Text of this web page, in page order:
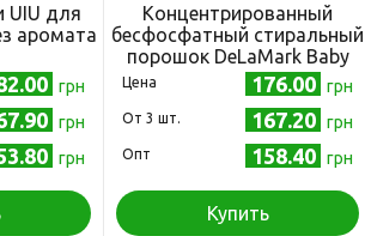
UIU для
аромата
грн
грн
грн
Концентрированный
бесфосфатный стиральный
порошок DeLaMark Baby
500 г
Цена 176.00 грн
Oт 3 шт. 167.20 грн
Опт 158.40 грн
Купить